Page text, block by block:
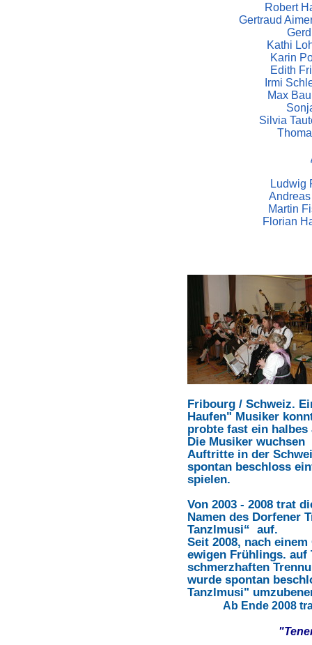
Robert
Gertraud
Kathi
Karin
Edith
Irmi
Max
Silvia
Ludwig
Martin
Florian
Fribourg / Schweiz.
Haufen" Musiker
probte fast ein
Die Musiker
Auftritte in der
spontan beschloss
spielen.
Von 2003 - 2008 trat
Namen des Dorfener
Tanzlmusi“ auf.
Seit 2008, nach
ewigen Frühlings. auf
schmerzhaften
wurde spontan
Tanzlmusi"
Ab Ende 2008